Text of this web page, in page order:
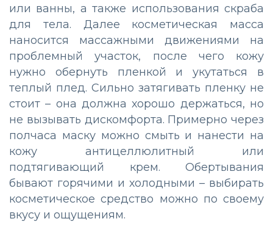
или ванны, а также использования скраба
для тела. Далее косметическая масса
наносится массажными движениями на
проблемный участок, после чего кожу
нужно обернуть пленкой и укутаться в
теплый плед. Сильно затягивать пленку не
стоит – она должна хорошо держаться, но
не вызывать дискомфорта. Примерно через
полчаса маску можно смыть и нанести на
кожу антицеллюлитный или
подтягивающий крем. Обертывания
бывают горячими и холодными – выбирать
косметическое средство можно по своему
вкусу и ощущениям.